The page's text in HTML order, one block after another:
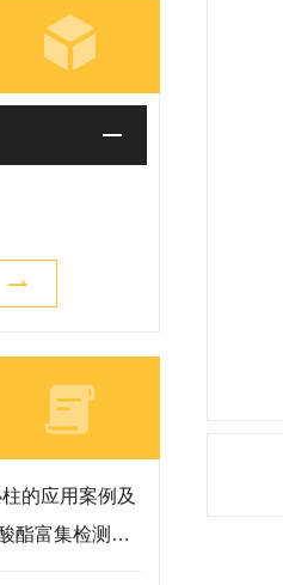
的应用案例及
酯富集检测的